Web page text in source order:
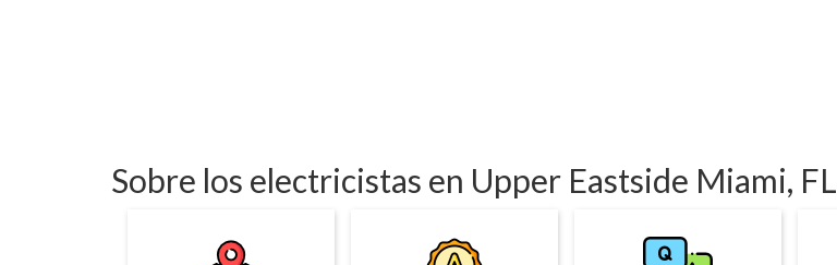
Sobre los electricistas en Upper Eastside Miami, FL